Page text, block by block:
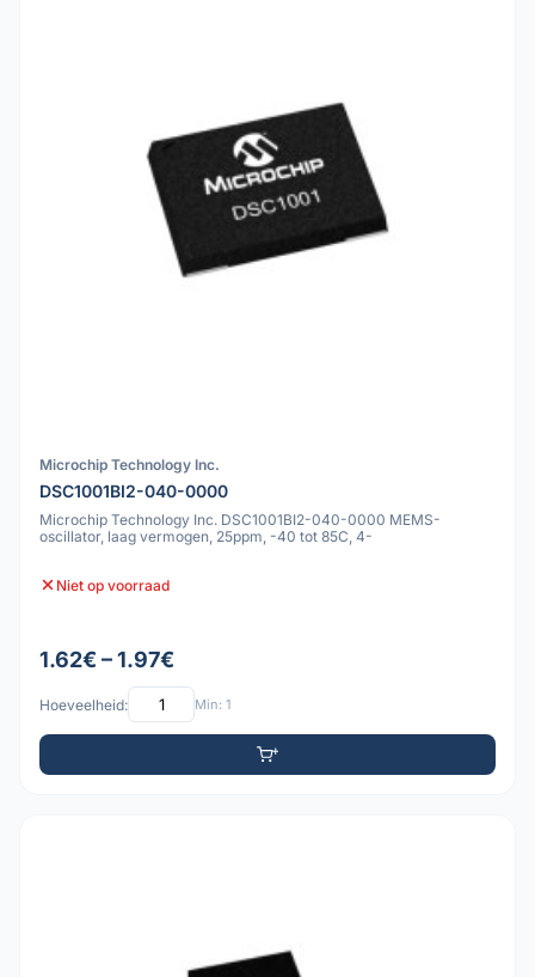
Microchip Technology Inc.
DSC1001BI2-040-0000
Microchip Technology Inc. DSC1001BI2-040-0000 MEMS-
oscillator, laag vermogen, 25ppm, -40 tot 85C, 4-
Niet op voorraad
1.62€ – 1.97€
Hoeveelheid: Min: 1